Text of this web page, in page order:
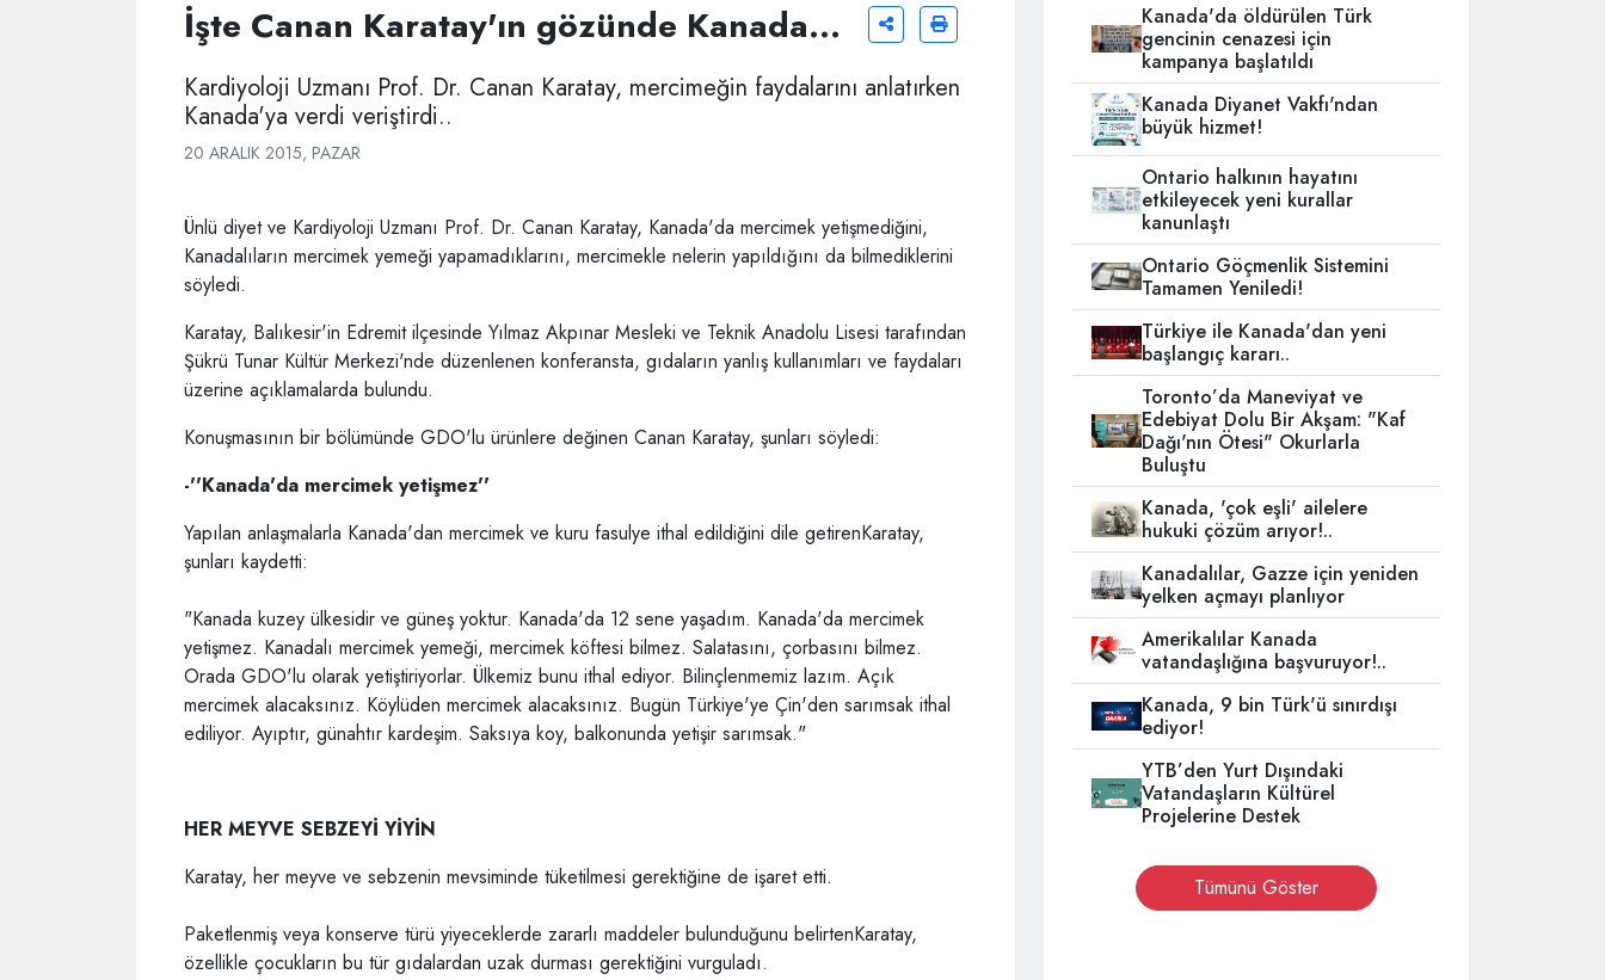
İşte Canan Karatay'ın gözünde Kanada...
Kardiyoloji Uzmanı Prof. Dr. Canan Karatay, mercimeğin faydalarını anlatırken
Kanada'ya verdi veriştirdi..
20 ARALIK 2015, PAZAR
Ünlü diyet ve Kardiyoloji Uzmanı Prof. Dr. Canan Karatay, Kanada'da mercimek yetişmediğini,
Kanadalıların mercimek yemeği yapamadıklarını, mercimekle nelerin yapıldığını da bilmediklerini
söyledi.
Karatay, Balıkesir'in Edremit ilçesinde Yılmaz Akpınar Mesleki ve Teknik Anadolu Lisesi tarafından
Şükrü Tunar Kültür Merkezi'nde düzenlenen konferansta, gıdaların yanlış kullanımları ve faydaları
üzerine açıklamalarda bulundu.
Konuşmasının bir bölümünde GDO'lu ürünlere değinen Canan Karatay, şunları söyledi:
-''Kanada'da mercimek yetişmez''
Yapılan anlaşmalarla Kanada'dan mercimek ve kuru fasulye ithal edildiğini dile getirenKaratay,
şunları kaydetti:
"Kanada kuzey ülkesidir ve güneş yoktur. Kanada'da 12 sene yaşadım. Kanada'da mercimek
yetişmez. Kanadalı mercimek yemeği, mercimek köftesi bilmez. Salatasını, çorbasını bilmez.
Orada GDO'lu olarak yetiştiriyorlar. Ülkemiz bunu ithal ediyor. Bilinçlenmemiz lazım. Açık
mercimek alacaksınız. Köylüden mercimek alacaksınız. Bugün Türkiye'ye Çin'den sarımsak ithal
ediliyor. Ayıptır, günahtır kardeşim. Saksıya koy, balkonunda yetişir sarımsak."
HER MEYVE SEBZEYİ YİYİN
Karatay, her meyve ve sebzenin mevsiminde tüketilmesi gerektiğine de işaret etti.
Paketlenmiş veya konserve türü yiyeceklerde zararlı maddeler bulunduğunu belirtenKaratay,
özellikle çocukların bu tür gıdalardan uzak durması gerektiğini vurguladı.
Kanada'da öldürülen Türk
gencinin cenazesi için
kampanya başlatıldı
Kanada Diyanet Vakfı'ndan
büyük hizmet!
Ontario halkının hayatını
etkileyecek yeni kurallar
kanunlaştı
Ontario Göçmenlik Sistemini
Tamamen Yeniledi!
Türkiye ile Kanada'dan yeni
başlangıç kararı..
Toronto’da Maneviyat ve
Edebiyat Dolu Bir Akşam: "Kaf
Dağı'nın Ötesi" Okurlarla
Buluştu
Kanada, 'çok eşli' ailelere
hukuki çözüm arıyor!..
Kanadalılar, Gazze için yeniden
yelken açmayı planlıyor
Amerikalılar Kanada
vatandaşlığına başvuruyor!..
Kanada, 9 bin Türk'ü sınırdışı
ediyor!
YTB’den Yurt Dışındaki
Vatandaşların Kültürel
Projelerine Destek
Tümünü Göster